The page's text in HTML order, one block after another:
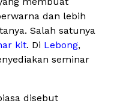
dan lebih
Salah satunya
kit. Di Lebong,
seminar
disebut